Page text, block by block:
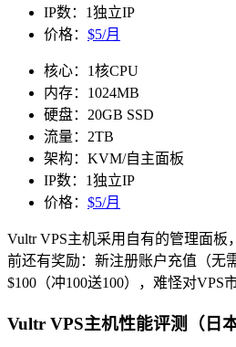
IP数：1独立IP
价格： $5/月
核心：1核CPU
内存：1024MB
硬盘：20GB SSD
流量：2TB
架构：KVM/自主面板
IP数：1独立IP
价格： $5/月
Vultr VPS主机采用自有的管理面板
前还有奖励：新注册账户充值（无
$100（冲100送100），难怪对VPS
Vultr VPS主机性能评测（日本